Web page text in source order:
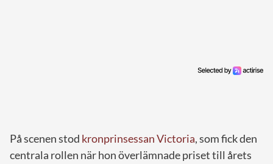
På scenen stod kronprinsessan Victoria, som fick den
centrala rollen när hon överlämnade priset till årets